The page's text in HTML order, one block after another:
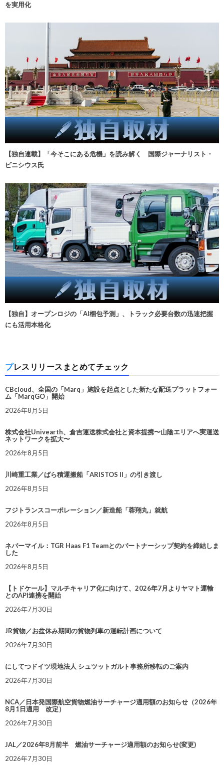
を実用化
【独自連載】「今そこにある危機」を読み解く 国際ジャーナリスト・
ビニシウス氏
【独自】オープンロジの「AI梱包予測」、トラック必要台数の迅速把握
にも活用本格化
プレスリリースまとめてチェック
CBcloud、全国の「Marq」施設を起点とした新たな配送プラットフォー
ム「MarqGO」開始
2026年8月5日
株式会社Univearth、倉吉運送株式会社と資本提携〜山陰エリアへ実運送
ネットワークを拡大〜
2026年8月5日
川崎重工業／ばら積運搬船「ARISTOS II」の引き渡し
2026年8月5日
フジトランスコーポレーション／新造船「蓉翔丸」就航
2026年8月5日
ネバーマイル：TGR Haas F1 Teamとのパートナーシップ契約を締結しま
した
2026年8月5日
【トドケール】マルチキャリア化に向けて、2026年7月よりヤマト運輸
とのAPI連携を開始
2026年7月30日
JR貨物／お盆休み期間の貨物列車の運転計画について
2026年7月30日
にしてつドイツ現地法人 シュツットガルト事務所移転のご案内
2026年7月30日
NCA／日本発国際航空貨物燃油サーチャージ適用額のお知らせ（2026年
8月1日適用 改定）
2026年7月30日
JAL／2026年8月前半 燃油サーチャージ適用額のお知らせ(変更)
2026年7月30日